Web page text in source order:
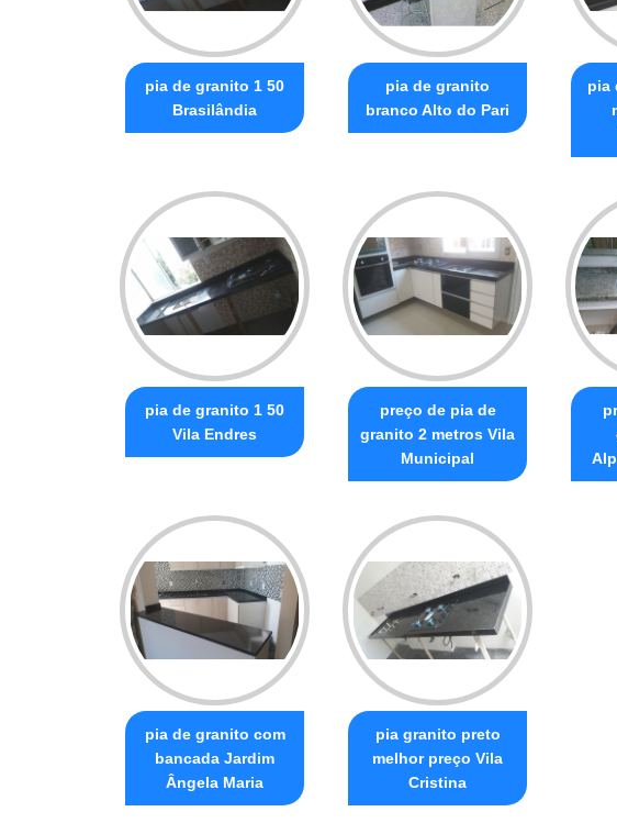
pia de granito 1 50
Brasilândia
pia de granito
branco Alto do Pari
pia
pia de granito 1 50
Vila Endres
preço de pia de
granito 2 metros Vila
Municipal
pia de granito com
bancada Jardim
Ângela Maria
pia granito preto
melhor preço Vila
Cristina